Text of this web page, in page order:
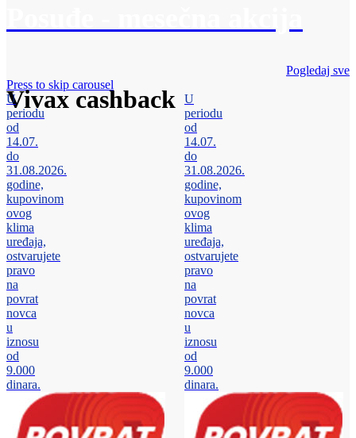
Vivax cashback
Pogledaj sve
Press to skip carousel
U
periodu
od
14.07.
do
31.08.2026.
godine,
kupovinom
ovog
klima
uređaja,
ostvarujete
pravo
na
povrat
novca
u
iznosu
od
9.000
dinara.
U
periodu
od
14.07.
do
31.08.2026.
godine,
kupovinom
ovog
klima
uređaja,
ostvarujete
pravo
na
povrat
novca
u
iznosu
od
9.000
dinara.